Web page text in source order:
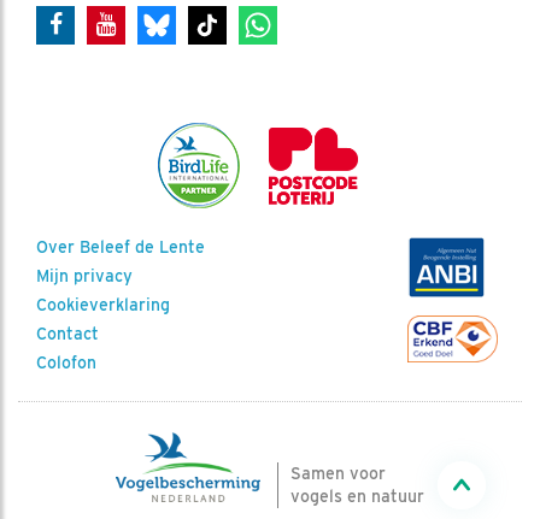
Over Beleef de Lente
Mijn privacy
Cookieverklaring
Contact
Colofon
Samen voor
vogels en natuur